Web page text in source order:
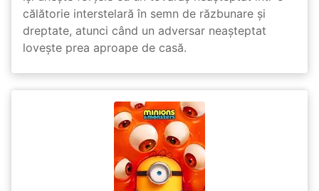
călătorie interstelară în semn de răzbunare și
dreptate, atunci când un adversar neașteptat
lovește prea aproape de casă.